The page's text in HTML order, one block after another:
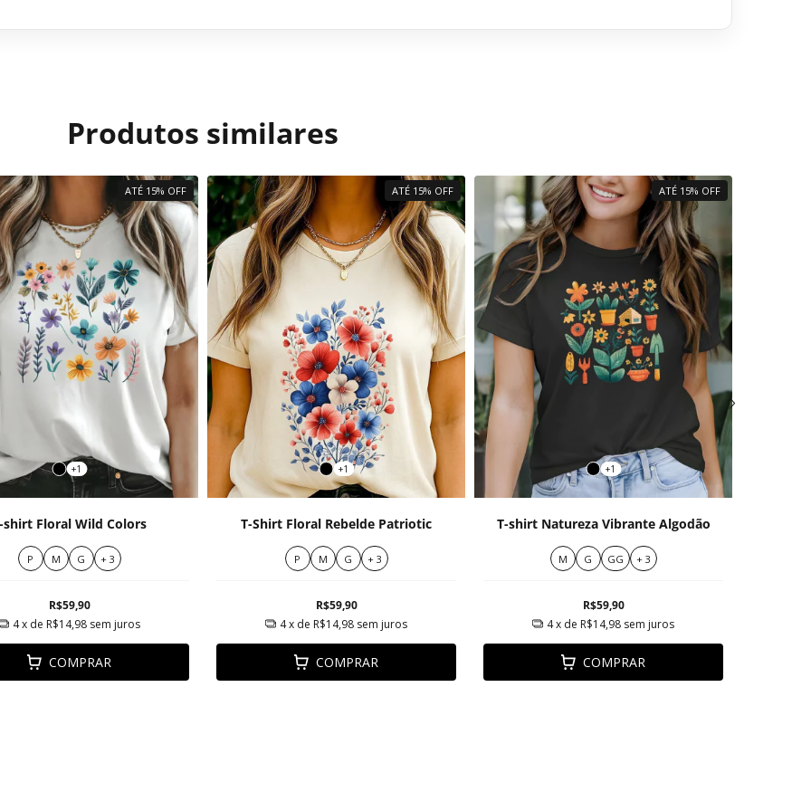
Produtos similares
ATÉ 15% OFF
+1
shirt Floral Wild Colors
P M G + 3
R$59,90
4x de R$14,98 sem juros
COMPRAR
ATÉ 15% OFF
+1
T-Shirt Floral Rebelde Patriotic
P M G + 3
R$59,90
4x de R$14,98 sem juros
COMPRAR
ATÉ 15% OFF
+1
T-shirt Natureza Vibrante Algodão
M G GG + 3
R$59,90
4x de R$14,98 sem juros
COMPRAR